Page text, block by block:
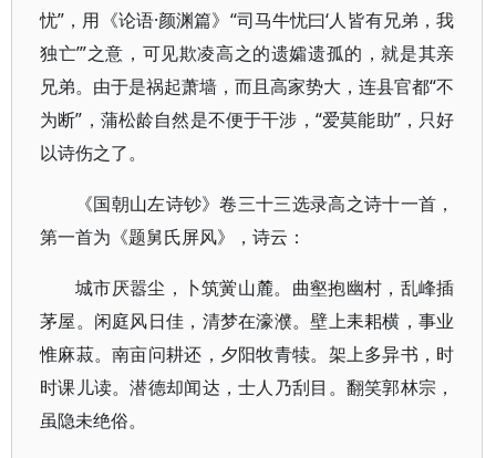
忧”，用《论语·颜渊篇》“司马牛忧曰‘人皆有兄弟，我
独亡’”之意，可见欺凌高之的遗孀遗孤的，就是其亲
兄弟。由于是祸起萧墙，而且高家势大，连县官都“不
为断”，蒲松龄自然是不便于干涉，“爱莫能助”，只好
以诗伤之了。
《国朝山左诗钞》卷三十三选录高之诗十一首，
第一首为《题舅氏屏风》，诗云：
城市厌嚣尘，卜筑黉山麓。曲壑抱幽村，乱峰插
茅屋。闲庭风日佳，清梦在濠濮。壁上耒耜横，事业
惟麻菽。南亩问耕还，夕阳牧青犊。架上多异书，时
时课儿读。潜德却闻达，士人乃刮目。翻笑郭林宗，
虽隐未绝俗。